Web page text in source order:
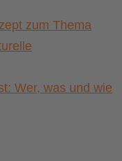
zum Thema
Wer, was und wie